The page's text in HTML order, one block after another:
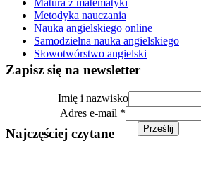
Matura z matematyki
Metodyka nauczania
Nauka angielskiego online
Samodzielna nauka angielskiego
Słowotwórstwo angielski
Zapisz się na newsletter
nazwisko
i
Imię i nazwisko
Adres e-mail *
Prześlij
Najczęściej czytane